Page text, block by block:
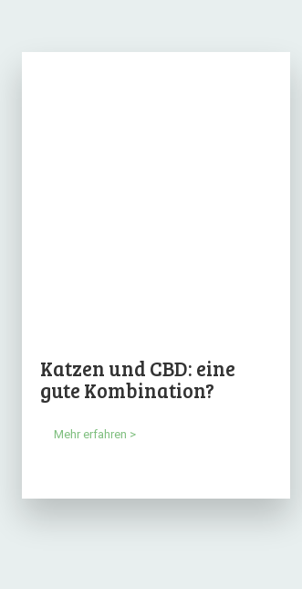
Katzen und CBD: eine
gute Kombination?
Mehr erfahren >